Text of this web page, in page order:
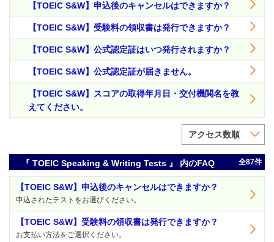
【TOEIC S&W】申込後のキャンセルはできますか？
【TOEIC S&W】受験料の領収書は発行できますか？
【TOEIC S&W】公式認定証はいつ発行されますか？
【TOEIC S&W】公式認定証が届きません。
【TOEIC S&W】スコアの取得年月日・交付機関名を教
えてください。
アクセス数順
『 TOEIC Speaking & Writing Tests 』 内のFAQ 全87件
【TOEIC S&W】申込後のキャンセルはできますか？
申込されたテストをお選びください。
【TOEIC S&W】受験料の領収書は発行できますか？
お支払い方法をご選択ください。